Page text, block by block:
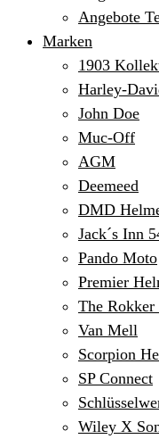
Angebote
Marken
1903
Harley-
John Doe
Muc-Off
AGM
Deemeed
DMD
Jack´s Inn
Pando Moto
Premier
The Rokker
Van Mell
Scorpion
SP Connect
Wiley X